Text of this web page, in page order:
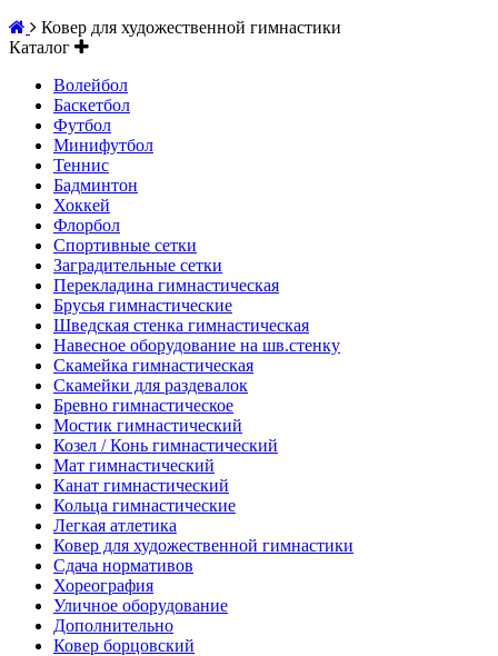
Ковер для художественной гимнастики
Каталог
Волейбол
Баскетбол
Футбол
Минифутбол
Теннис
Бадминтон
Хоккей
Флорбол
Спортивные сетки
Заградительные сетки
Перекладина гимнастическая
Брусья гимнастические
Шведская стенка гимнастическая
Навесное оборудование на шв.стенку
Скамейка гимнастическая
Скамейки для раздевалок
Бревно гимнастическое
Мостик гимнастический
Козел / Конь гимнастический
Мат гимнастический
Канат гимнастический
Кольца гимнастические
Легкая атлетика
Ковер для художественной гимнастики
Сдача нормативов
Хореография
Уличное оборудование
Дополнительно
Ковер борцовский